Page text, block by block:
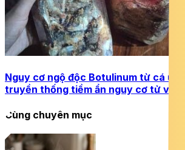
Nguy cơ ngộ độc Botulinum từ cá ủ
truyền thống tiềm ẩn nguy cơ tử vong
Cùng chuyên mục